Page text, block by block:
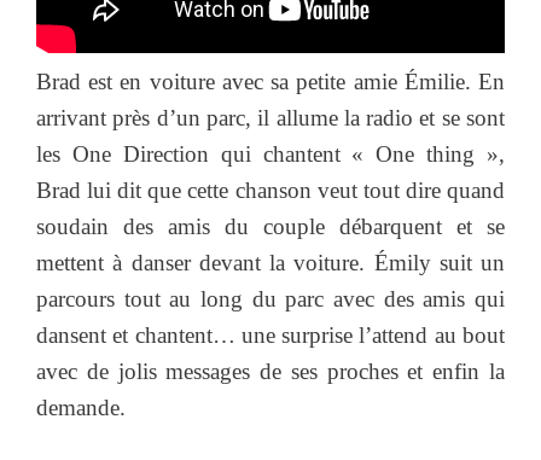
Brad est en voiture avec sa petite amie Émilie. En
arrivant près d’un parc, il allume la radio et se sont
les One Direction qui chantent « One thing »,
Brad lui dit que cette chanson veut tout dire quand
soudain des amis du couple débarquent et se
mettent à danser devant la voiture. Émily suit un
parcours tout au long du parc avec des amis qui
dansent et chantent… une surprise l’attend au bout
avec de jolis messages de ses proches et enfin la
demande.